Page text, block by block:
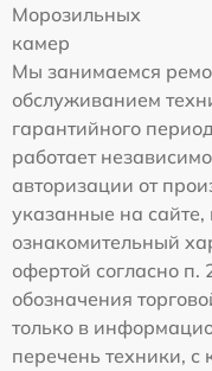
Морозильных
камер
Мы занимаемся
обслуживанием
гарантийного
работает
авторизации от
указанные на сайте,
ознакомительный
офертой согласно
обозначения
только в
перечень техники,